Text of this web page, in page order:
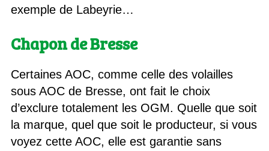
exemple de Labeyrie…
Chapon de Bresse
Certaines AOC, comme celle des volailles
sous AOC de Bresse, ont fait le choix
d’exclure totalement les OGM. Quelle que soit
la marque, quel que soit le producteur, si vous
voyez cette AOC, elle est garantie sans